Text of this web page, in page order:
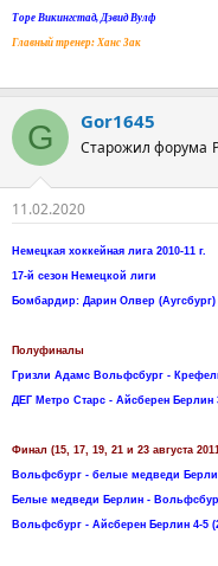
Торе Викингстад, Дэвид Вулф
Главный тренер: Ханс Зак
G Gor1645
Старожил форума
11.02.2020
Немецкая хоккейная лига 2010-11 г.
17-й сезон Немецкой лиги
Бомбардир: Дарин Олвер (Аугсбург)
Полуфиналы
Гризли Адамс Вольфсбург -
ДЕГ Метро Старс - Айсберен Берлин
Финал (15, 17, 19, 21 и 23 августа
Вольфсбург - белые медведи
Белые медведи Берлин -
Вольфсбург - Айсберен Берлин 4-5